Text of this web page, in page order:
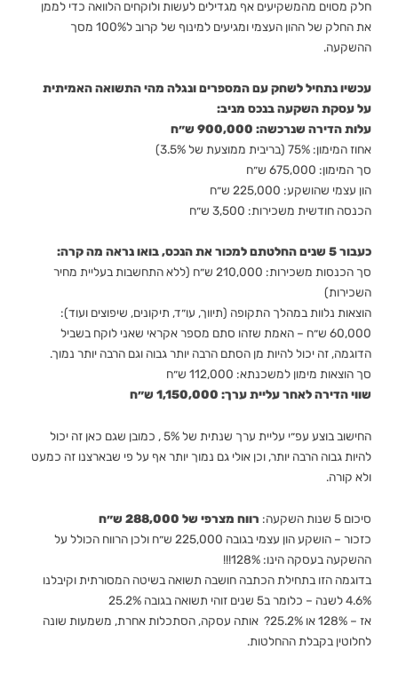
חלק מסוים מהמשקיעים אף מגדילים לעשות ולוקחים הלוואה כדי לממן
את החלק של ההון העצמי ומגיעים למינוף של קרוב ל100% מסך
ההשקעה.
עכשיו נתחיל לשחק עם המספרים ונגלה מהי התשואה האמיתית
על עסקת השקעה בנכס מניב:
עלות הדירה שנרכשה: 900,000 ש״ח
אחוז המימון: 75% (בריבית ממוצעת של 3.5%)
סך המימון: 675,000 ש״ח
הון עצמי שהושקע: 225,000 ש״ח
הכנסה חודשית משכירות: 3,500 ש״ח
כעבור 5 שנים החלטתם למכור את הנכס, בואו נראה מה קרה:
סך הכנסות משכירות: 210,000 ש״ח (ללא התחשבות בעליית מחיר
השכירות)
הוצאות נלוות במהלך התקופה (תיווך, עו״ד, תיקונים, שיפוצים ועוד):
60,000 ש״ח – האמת שזהו סתם מספר אקראי שאני לוקח בשביל
הדוגמה, זה יכול להיות מן הסתם הרבה יותר גבוה וגם הרבה יותר נמוך.
סך הוצאות מימון למשכנתא: 112,000 ש״ח
שווי הדירה לאחר עליית ערך: 1,150,000 ש״ח
החישוב בוצע עפ״י עליית ערך שנתית של 5% , כמובן שגם כאן זה יכול
להיות גבוה הרבה יותר, וכן אולי גם נמוך יותר אף על פי שבארצנו זה כמעט
ולא קורה.
סיכום 5 שנות השקעה:
רווח מצרפי של 288,000 ש״ח
כזכור – הושקע הון עצמי בגובה 225,000 ש״ח ולכן הרווח הכולל על
ההשקעה בעסקה הינו: 128%!!!
בדוגמה הזו בתחילת הכתבה חושבה תשואה בשיטה המסורתית וקיבלנו
4.6% לשנה – כלומר ב5 שנים זוהי תשואה בגובה 25.2%
אז – 128% או 25.2%? אותה עסקה, הסתכלות אחרת, משמעות שונה
לחלוטין בקבלת ההחלטות.